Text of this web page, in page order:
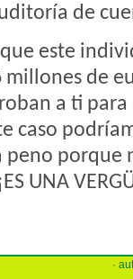
de
este
de
a ti
caso
peno porque
UNA
·